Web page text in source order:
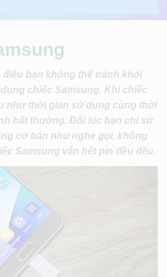
điều bạn không thể tránh khỏi
chiếc Samsung. Khi chiếc
như thời gian sử dụng cùng thời
bất thường. Đôi lúc bạn chỉ sử
cơ bản như nghe gọi, không
Samsung vẫn hết pin đều đều.